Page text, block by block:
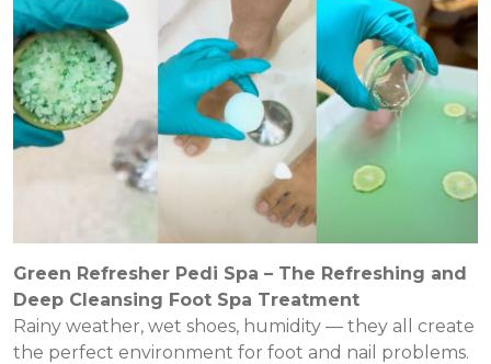
Green Refresher Pedi Spa – The Refreshing and
Deep Cleansing Foot Spa Treatment
Rainy weather, wet shoes, humidity — they all create
the perfect environment for foot and nail problems.